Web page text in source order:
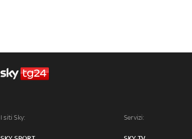
I siti Sky: Servizi: